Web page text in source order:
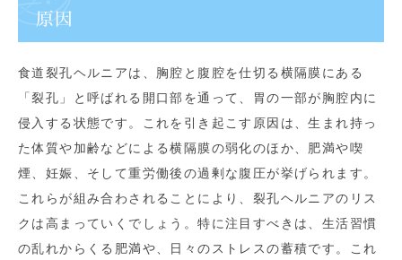
原因
食道裂孔ヘルニアは、胸腔と腹腔を仕切る横隔膜にある
「裂孔」と呼ばれる開口部を通って、胃の一部が胸腔内に
侵入する状態です。これを引き起こす原因は、生まれ持っ
た体質や加齢などによる横隔膜の弱化のほか、肥満や喫
煙、妊娠、そして重労働後の過剰な腹圧が挙げられます。
これらが組み合わされることにより、裂孔ヘルニアのリス
クは高まっていくでしょう。特に注目すべきは、生活習慣
の乱れからくる肥満や、日々のストレスの蓄積です。これ